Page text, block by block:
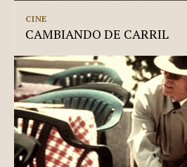
CINE
CAMBIANDO DE CARRIL